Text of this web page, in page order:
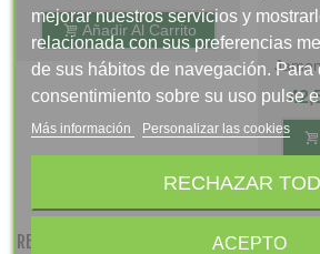
Añadir Al Carrito
Titanio
RELATED PRODUCTS
mejorar nuestros servicios y
relacionada con sus preferencias
de sus hábitos de navegación. Para
consentimiento sobre su uso pulse
Más información Personalizar las cookies
RECHAZAR
ACEPTO